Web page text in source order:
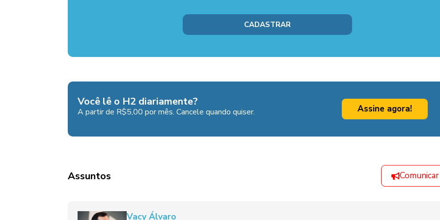
Você lê o H2 diariamente?
A partir de R$5,00 por mês. Cancele quando quiser. Assine agora!
Assuntos
Vacy Álvaro